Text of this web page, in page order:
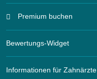
Premium buchen
Bewertungs-Widget
Informationen für Zahnärzte